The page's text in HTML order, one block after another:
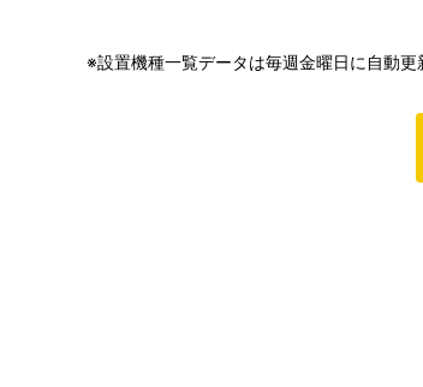
※設置機種一覧データは毎週金曜日に自動